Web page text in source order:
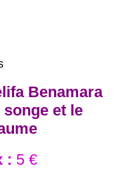
Benamara
songe et le
: 5 €